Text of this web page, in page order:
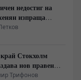
недостиг на
изпраща
технологии
Стокхолм
нов правен
Трифонов